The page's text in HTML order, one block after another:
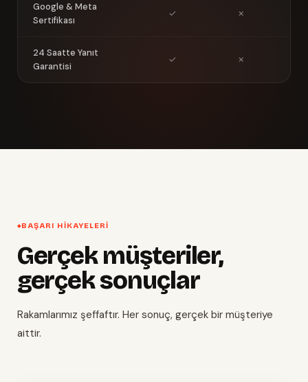
Google & Meta
Sertifikası
✓ ✗
24 Saatte Yanıt
Garantisi
✓ ✗
BAŞARI HIKAYELERI
Gerçek müşteriler,
gerçek sonuçlar
Rakamlarımız şeffaftır. Her sonuç, gerçek bir müşteriye
aittir.